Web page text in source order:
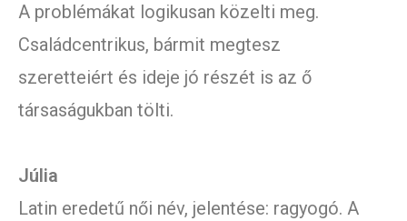
A problémákat logikusan közelti meg.
Családcentrikus, bármit megtesz
szeretteiért és ideje jó részét is az ő
társaságukban tölti.
Júlia
Latin eredetű női név, jelentése: ragyogó. A